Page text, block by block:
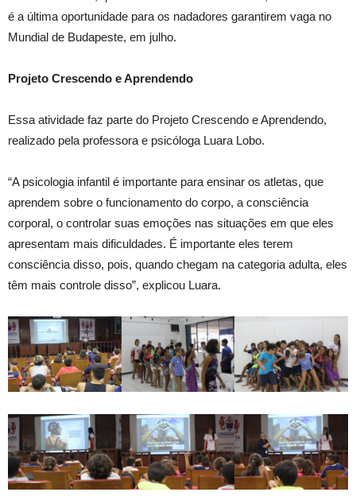
é a última oportunidade para os nadadores garantirem vaga no
Mundial de Budapeste, em julho.
Projeto Crescendo e Aprendendo
Essa atividade faz parte do Projeto Crescendo e Aprendendo,
realizado pela professora e psicóloga Luara Lobo.
“A psicologia infantil é importante para ensinar os atletas, que
aprendem sobre o funcionamento do corpo, a consciência
corporal, o controlar suas emoções nas situações em que eles
apresentam mais dificuldades. É importante eles terem
consciência disso, pois, quando chegam na categoria adulta, eles
têm mais controle disso”, explicou Luara.